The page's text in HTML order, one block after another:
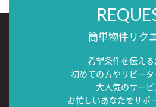
簡単物件リク
希望条件を伝える
初めての方やリピー
大人気のサービ
お忙しいあなたをサポ